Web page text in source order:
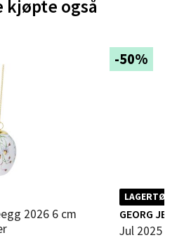
kjøpte også
-50%
GEORG
Jul 2025
Storsenter